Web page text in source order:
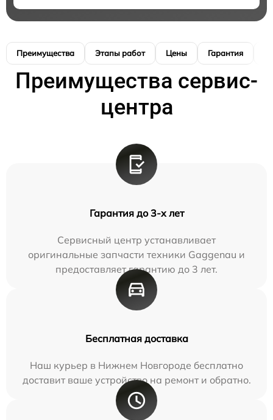
Преимущества Этапы работ Цены Гарантия
Преимущества сервис-
центра
Гарантия до 3-х лет
Сервисный центр устанавливает
оригинальные запчасти техники Gaggenau и
предоставляет гарантию до 3 лет.
Бесплатная доставка
Наш курьер в Нижнем Новгороде бесплатно
доставит ваше устройство на ремонт и обратно.